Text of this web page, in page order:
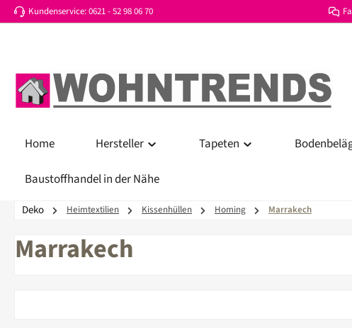
Hauptinhalt springen
Zur Suche springen
Zur Hauptnavigation springen
Kundenservice: 0621 - 52 98 06 70
Home Hersteller Tapeten
Baustoffhandel in der Nähe
Deko Heimtextilien Kissenhüllen Homing Marrakech
Marrakech